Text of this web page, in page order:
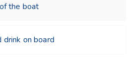
the boat
drink on board